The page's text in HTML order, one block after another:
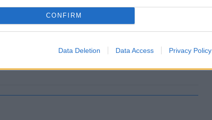
CONFIRM
Data Deletion Data Access Privacy Policy